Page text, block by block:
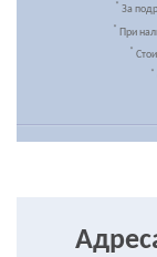
* За
* При
*
*